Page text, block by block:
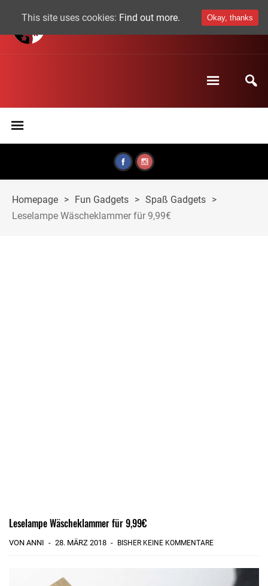
Homepage > Fun Gadgets > Spaß Gadgets >
Leselampe Wäscheklammer für 9,99€
Leselampe Wäscheklammer für 9,99€
VON ANNI 28. MÄRZ 2018 BISHER KEINE KOMMENTARE
This site uses cookies: Find out more. Okay, thanks